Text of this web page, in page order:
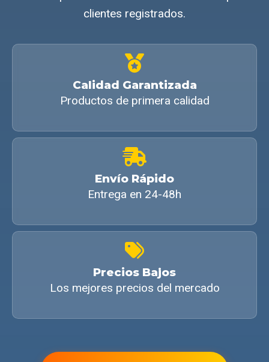
clientes registrados.
Calidad Garantizada
Productos de primera calidad
Envío Rápido
Entrega en 24-48h
Precios Bajos
Los mejores precios del mercado